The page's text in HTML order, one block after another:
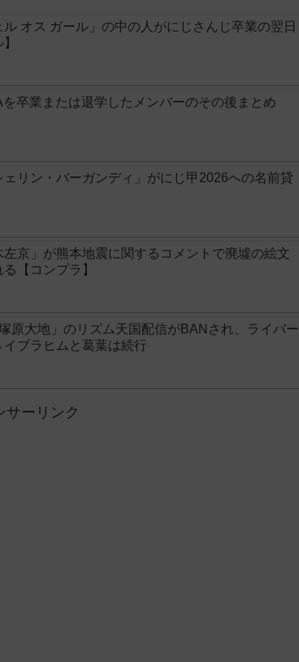
オス ガール」の中の人がにじさんじ卒業の翌日
卒業または退学したメンバーのその後まとめ
リン・バーガンディ」がにじ甲2026への名前貸
京」が熊本地震に関するコメントで廃墟の絵文
【コンプラ】
原大地」のリズム天国配信がBANされ、ライバー
ブラヒムと葛葉は続行
サーリンク